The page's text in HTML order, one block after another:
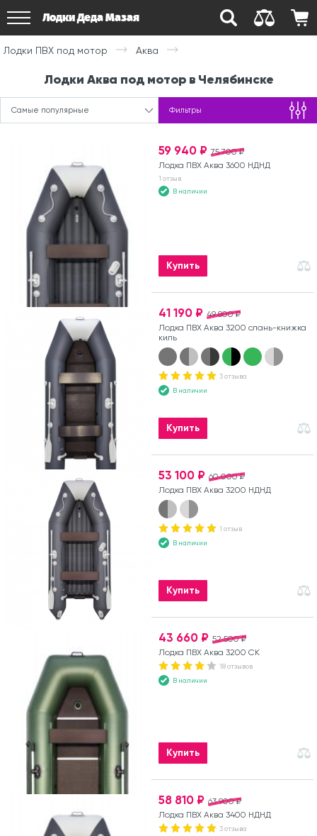
Лодки Деда Мазая
Лодки ПВХ под мотор Аква
Лодки Аква под мотор в Челябинске
Самые популярные Фильтры
75 700 ₽
59 940 ₽
Лодка ПВХ Аква 3600 НДНД
1 отзыв
В наличии
Купить
49 800 ₽
41 190 ₽
Лодка ПВХ Аква 3200 слань-книжка
киль
3 отзыва
В наличии
Купить
60 000 ₽
53 100 ₽
Лодка ПВХ Аква 3200 НДНД
1 отзыв
В наличии
Купить
52 500 ₽
43 660 ₽
Лодка ПВХ Аква 3200 СК
18 отзывов
В наличии
Купить
63 900 ₽
58 810 ₽
Лодка ПВХ Аква 3400 НДНД
3 отзыва